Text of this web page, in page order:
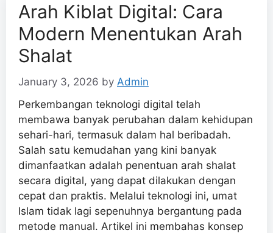
Arah Kiblat Digital: Cara
Modern Menentukan Arah
Shalat
January 3, 2026 by Admin
Perkembangan teknologi digital telah
membawa banyak perubahan dalam kehidupan
sehari-hari, termasuk dalam hal beribadah.
Salah satu kemudahan yang kini banyak
dimanfaatkan adalah penentuan arah shalat
secara digital, yang dapat dilakukan dengan
cepat dan praktis. Melalui teknologi ini, umat
Islam tidak lagi sepenuhnya bergantung pada
metode manual. Artikel ini membahas konsep